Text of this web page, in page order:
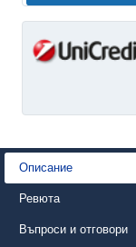
Описание
Ревюта
Въпроси и отговори